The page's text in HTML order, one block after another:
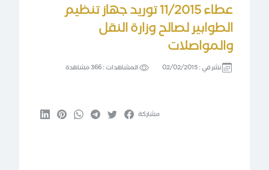
عطاء 11/2015 توريد جهاز تنظيم
الطوابير لصالح وزارة النقل
والمواصلات
نشر في :02/02/2015 المشاهدات :366 مشاهدة
مشاركة